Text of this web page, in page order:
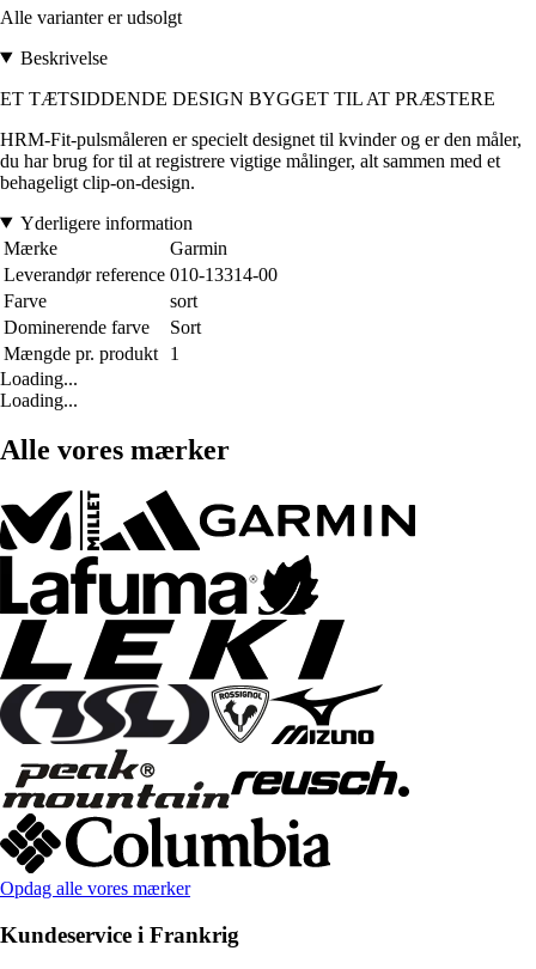
Alle varianter er udsolgt
Beskrivelse
ET TÆTSIDDENDE DESIGN BYGGET TIL AT PRÆSTERE
HRM-Fit-pulsmåleren er specielt designet til kvinder og er den måler,
du har brug for til at registrere vigtige målinger, alt sammen med et
behageligt clip-on-design.
Yderligere information
Mærke
Garmin
Leverandør reference 010-13314-00
Farve
sort
Dominerende farve
Sort
Mængde pr. produkt
1
Loading...
Loading...
Alle vores mærker
Opdag alle vores mærker
Kundeservice i Frankrig